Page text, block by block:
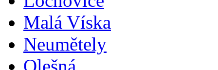
Malá Víska
Neumětely
Olešná